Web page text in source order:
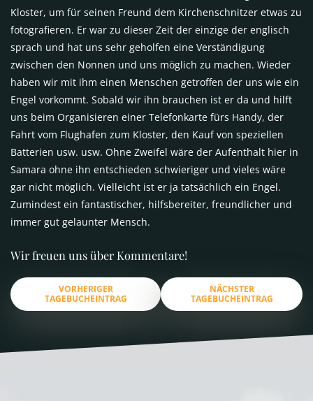
Kloster, um für seinen Freund dem Kirchenschnitzer etwas zu
fotografieren. Er war zu dieser Zeit der einzige der englisch
sprach und hat uns sehr geholfen eine Verständigung
zwischen den Nonnen und uns möglich zu machen. Wieder
haben wir mit ihm einen Menschen getroffen der uns wie ein
Engel vorkommt. Sobald wir ihn brauchen ist er da und hilft
uns beim Organisieren einer Telefonkarte fürs Handy, der
Fahrt vom Flughafen zum Kloster, den Kauf von speziellen
Batterien usw. usw. Ohne Zweifel wäre der Aufenthalt hier in
Samara ohne ihn entschieden schwieriger und vieles wäre
gar nicht möglich. Vielleicht ist er ja tatsächlich ein Engel.
Zumindest ein fantastischer, hilfsbereiter, freundlicher und
immer gut gelaunter Mensch.
Wir freuen uns über Kommentare!
VORHERIGER
TAGEBUCHEINTRAG
NÄCHSTER
TAGEBUCHEINTRAG